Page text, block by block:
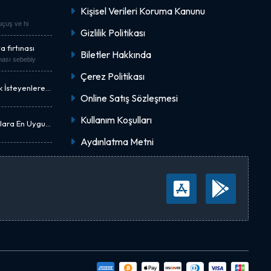
ve hi
sebebiy
İsteyenlere
En Uygun
Kişisel Verileri Koruma Kanunu
Gizlilik Politikası
Biletler Hakkında
Çerez Politikası
Online Satış Sözleşmesi
Kullanım Koşulları
Aydınlatma Metni